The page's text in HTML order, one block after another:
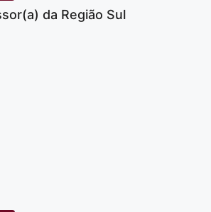
da Região Sul